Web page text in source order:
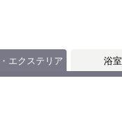
エクステリア 浴室